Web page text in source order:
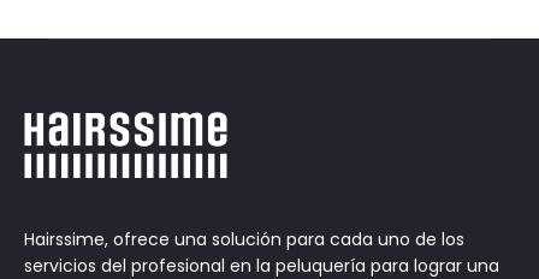
Hairssime, ofrece una solución para cada uno de los
servicios del profesional en la peluquería para lograr una